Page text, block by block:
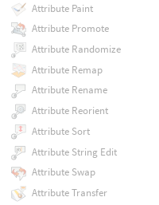
Attribute Paint
Attribute Promote
Attribute Randomize
Attribute Remap
Attribute Rename
Attribute Reorient
Attribute Sort
Attribute String Edit
Attribute Swap
Attribute Transfer